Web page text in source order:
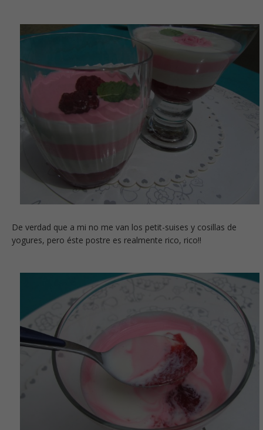
De verdad que a mi no me van los petit-suises y cosillas de
yogures, pero éste postre es realmente rico, rico!!